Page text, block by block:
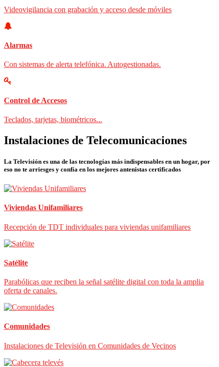
Videovigilancia con grabación y acceso desde móviles
Alarmas
Con sistemas de alerta telefónica. Autogestionadas.
Control de Accesos
Teclados, tarjetas, biométricos...
Instalaciones de Telecomunicaciones
La Televisión es una de las tecnologías más indispensables en un hogar, por
eso no te arriesges y confía en los mejores antenistas certificados
Viviendas Unifamiliares
Recepción de TDT individuales para viviendas unifamiliares
Satélite
Parabólicas que reciben la señal satélite digital con toda la amplia
oferta de canales.
Comunidades
Instalaciones de Televisión en Comunidades de Vecinos